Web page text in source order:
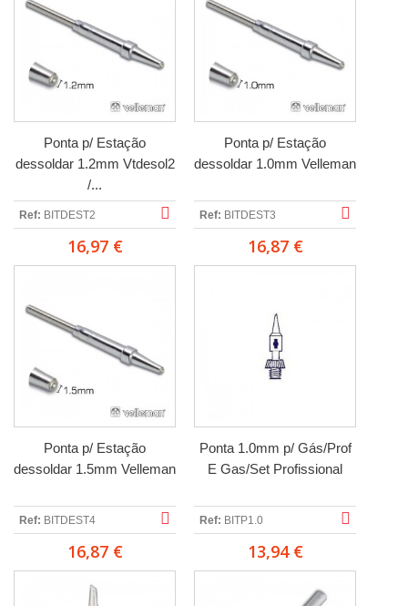
Ponta p/ Estação
dessoldar 1.2mm Vtdesol2
/...
Ref: BITDEST2
16,97 €
Ponta p/ Estação
dessoldar 1.0mm Velleman
Ref: BITDEST3
16,87 €
Ponta p/ Estação
dessoldar 1.5mm Velleman
Ref: BITDEST4
16,87 €
Ponta 1.0mm p/ Gás/Prof
E Gas/Set Profissional
Ref: BITP1.0
13,94 €